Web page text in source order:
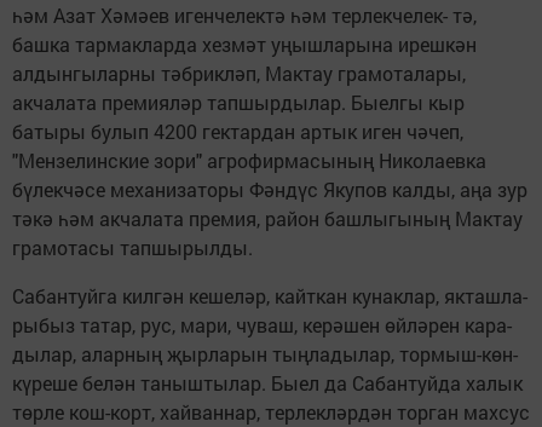
һәм Азат Хәмәев игенчелектә һәм терлекчелек- тә,
башка тармакларда хезмәт уңышларына ирешкән
алдын­гыларны тәбрикләп, Мактау гра­моталары,
акчалата премияләр тапшырдылар. Быелгы кыр
батыры булып 4200 гектардан артык иген чәчеп,
"Мензелинс­кие зори" агрофирмасының Ни­колаевка
бүлекчәсе механиза­торы Фәндүс Якупов калды, аңа зур
тәкә һәм акчалата премия, район башлыгының Мактау
гра­мотасы тапшырылды.
Сабантуйга килгән кешеләр, кайткан кунаклар, якташла­
рыбыз татар, рус, мари, чу­ваш, керәшен өйләрен кара­
дылар, аларның җырларын тыңладылар, тормыш-көн-
күреше белән таныштылар. Быел да Сабантуйда халык
төрле кош-корт, хайваннар, терлекләрдән торган махсус